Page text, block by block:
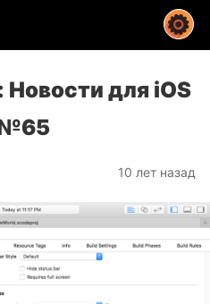
Новости для iOS
№65
10 лет назад